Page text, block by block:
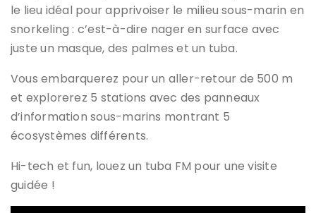
le lieu idéal pour apprivoiser le milieu sous-marin en
snorkeling : c’est-à-dire nager en surface avec
juste un masque, des palmes et un tuba.
Vous embarquerez pour un aller-retour de 500 m
et explorerez 5 stations avec des panneaux
d’information sous-marins montrant 5
écosystèmes différents.
Hi-tech et fun, louez un tuba FM pour une visite
guidée !